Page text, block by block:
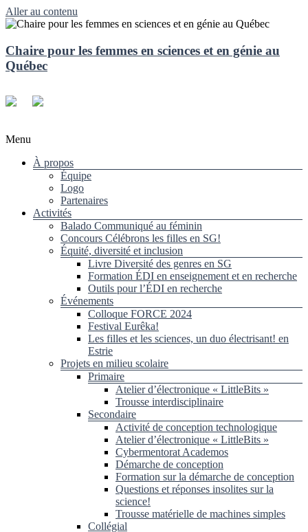
Aller au contenu
Chaire pour les femmes en sciences et en génie au
Québec
Menu
À propos
Équipe
Logo
Partenaires
Activités
Balado Communiqué au féminin
Concours Célébrons les filles en SG!
Équité, diversité et inclusion
Livre Diversité des genres en SG
Formation ÉDI en enseignement et en recherche
Outils pour l’ÉDI en recherche
Événements
Colloque FORCE 2024
Festival Eurêka!
Les filles et les sciences, un duo électrisant! en
Estrie
Projets en milieu scolaire
Primaire
Atelier d’électronique « LittleBits »
Trousse interdisciplinaire
Secondaire
Activité de conception technologique
Atelier d’électronique « LittleBits »
Cybermentorat Academos
Démarche de conception
Formation sur la démarche de conception
Questions et réponses insolites sur la
science!
Trousse matérielle de machines simples
Collégial